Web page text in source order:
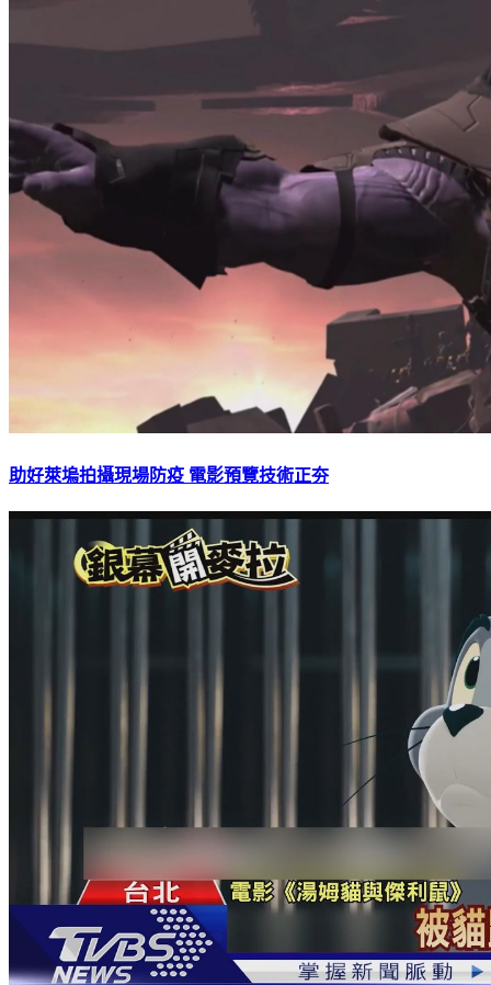
助好萊塢拍攝現場防疫 電影預覽技術正夯